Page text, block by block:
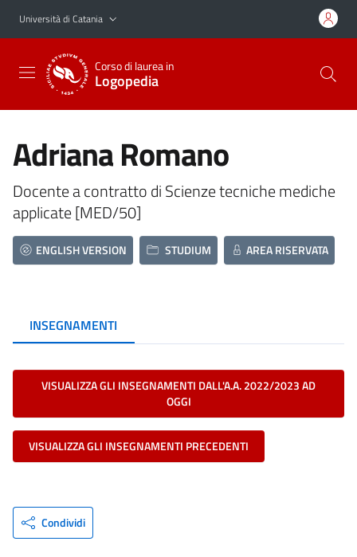
Vai al contenuto principale
Vai al menu di navigazione
Università di Catania
Corso di laurea in
Logopedia
Adriana Romano
Docente a contratto di Scienze tecniche mediche
applicate [MED/50]
ENGLISH VERSION STUDIUM AREA RISERVATA
INSEGNAMENTI
VISUALIZZA GLI INSEGNAMENTI DALL'A.A. 2022/2023 AD
OGGI
VISUALIZZA GLI INSEGNAMENTI PRECEDENTI
Condividi